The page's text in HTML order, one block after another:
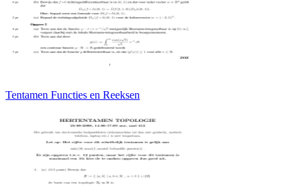
Tentamen Functies en Reeksen